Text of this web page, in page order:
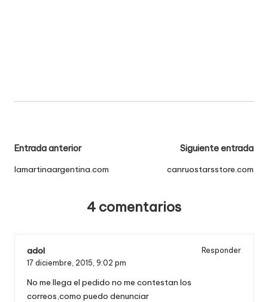
Navegación
de
Entrada anterior
lamartinaargentina.com
Siguiente entrada
canruostarsstore.com
4 comentarios
adol
Responder
17 diciembre, 2015, 9:02 pm
No me llega el pedido no me contestan los
correos,como puedo denunciar